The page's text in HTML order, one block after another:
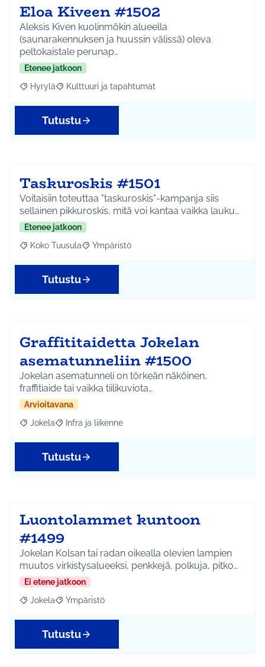
Eloa Kiveen #1502
Aleksis Kiven kuolinmökin alueella
(saunarakennuksen ja huussin välissä) oleva
peltokaistale perunap…
Etenee jatkoon
Rajaa tulokset aihepiirin mukaan: Hyrylä
Hyrylä Rajaa tulokset teeman mukaan: Kulttuuri ja
Kulttuuri ja tapahtumat
Tutustu
Taskuroskis #1501
Voitaisiin toteuttaa "taskuroskis"-kampanja siis
sellainen pikkuroskis, mitä voi kantaa vaikka lauku…
Etenee jatkoon
Rajaa tulokset aihepiirin mukaan: Koko Tuusula
Koko Tuusula Rajaa tulokset teeman mukaan: Ympäristö
Ympäristö
Tutustu
Graffititaidetta Jokelan
asematunneliin #1500
Jokelan asematunneli on törkeän näköinen,
fraffitiaide tai vaikka tiilikuviota…
Arvioitavana
Rajaa tulokset aihepiirin mukaan: Jokela
Jokela Rajaa tulokset teeman mukaan: Infra ja liikenne
Infra ja liikenne
Tutustu
Luontolammet kuntoon
#1499
Jokelan Kolsan tai radan oikealla olevien lampien
muutos virkistysalueeksi, penkkejä, polkuja, pitko…
Ei etene jatkoon
Rajaa tulokset aihepiirin mukaan: Jokela
Jokela Rajaa tulokset teeman mukaan: Ympäristö
Ympäristö
Tutustu